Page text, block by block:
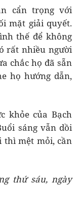
cẩn trọng với
mặt giải quyết.
thế để không
rất nhiều người
chắc họ đã sẵn
họ hướng dẫn,
khỏe của Bạch
sáng vẫn dồi
thì mệt mỏi, cần
thứ sáu, ngày